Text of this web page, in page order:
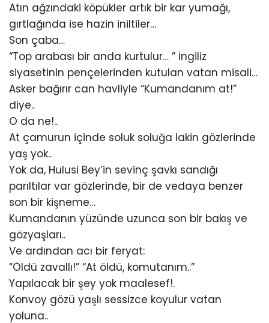
Atın ağzındaki köpükler artık bir kar yumağı,
gırtlağında ise hazin iniltiler…
Son çaba…
“Top arabası bir anda kurtulur… ” İngiliz
siyasetinin pençelerinden kutulan vatan misali…
Asker bağırır can havliyle “Kumandanım at!”
diye..
O da ne!..
At çamurun içinde soluk soluğa lakin gözlerinde
yaş yok..
Yok da, Hulusi Bey’in sevinç şavkı sandığı
parıltılar var gözlerinde, bir de vedaya benzer
son bir kişneme…
Kumandanın yüzünde uzunca son bir bakış ve
gözyaşları..
Ve ardından acı bir feryat:
“Öldü zavallı!” “At öldü, komutanım..”
Yapılacak bir şey yok maalesef!.
Konvoy gözü yaşlı sessizce koyulur vatan
yoluna..